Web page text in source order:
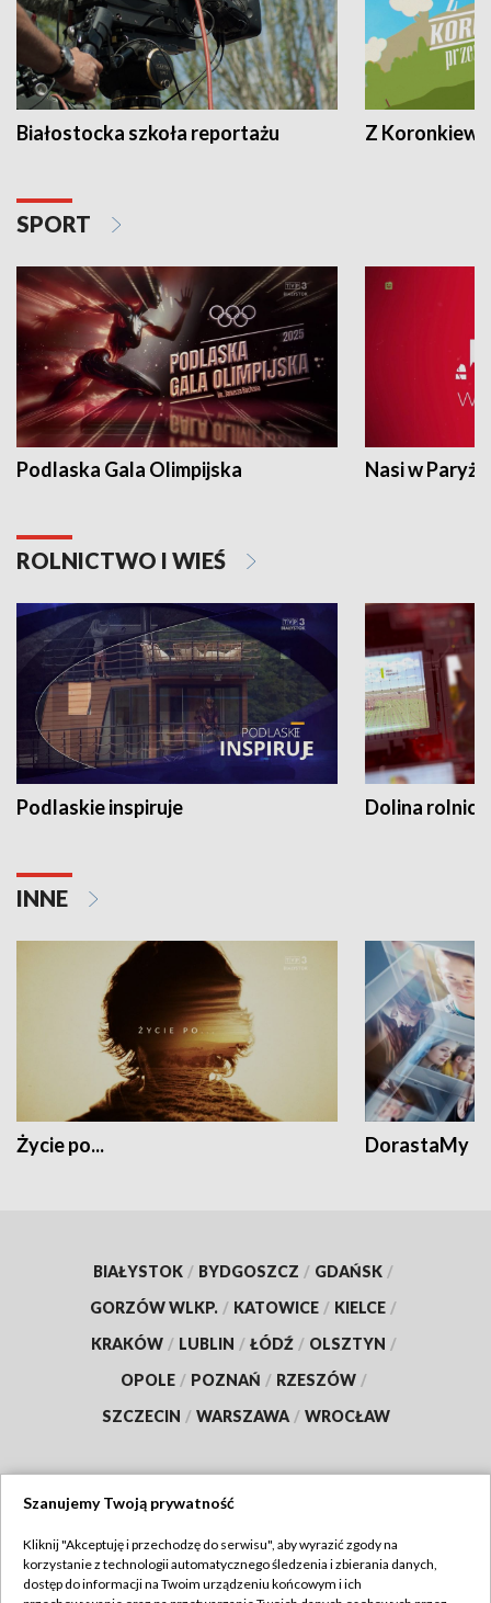
Białostocka szkoła reportażu Z
SPORT
Podlaska Gala Olimpijska Nasi w Paryżu
ROLNICTWO I WIEŚ
Podlaskie inspiruje Dolina
INNE
Życie po... DorastaMy
BIAŁYSTOK / BYDGOSZCZ / GDAŃSK /
GORZÓW WLKP. / KATOWICE / KIELCE /
KRAKÓW / LUBLIN / ŁÓDŹ / OLSZTYN /
OPOLE / POZNAŃ / RZESZÓW /
SZCZECIN / WARSZAWA / WROCŁAW
TVP
Szanujemy Twoją prywatność
Kliknij "Akceptuję i przechodzę do serwisu", aby wyrazić zgody na
korzystanie z technologii automatycznego śledzenia i zbierania danych,
dostęp do informacji na Twoim urządzeniu końcowym i ich